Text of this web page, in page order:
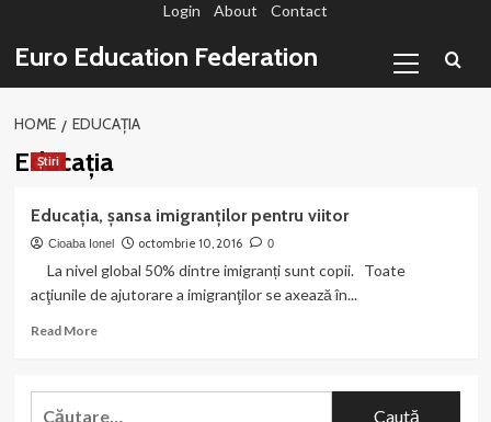
conținut
Login About Contact
Euro Education Federation
Menu
HOME EDUCAŢIA
Educaţia
Știri
Educaţia, şansa imigranţilor pentru viitor
Cioaba Ionel octombrie 10, 2016 0
La nivel global 50% dintre imigranți sunt copii. Toate
acţiunile de ajutorare a imigranţilor se axează în...
Read MoreRead
Educaţia,
şansa
Caută